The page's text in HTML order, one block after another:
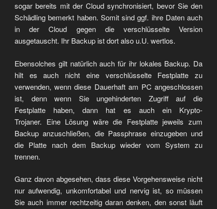
sogar bereits mit der Cloud synchronisiert, bevor Sie den
Schädling bemerkt haben. Somit sind ggf. ihre Daten auch
in der Cloud gegen die verschlüsselte Version
ausgetauscht. Ihr Backup ist dort also u.U. wertlos.
Ebensolches gilt natürlich auch für ihr lokales Backup. Da
hilt es auch nicht eine verschlüsselte Festplatte zu
verwenden, wenn diese Dauerhaft am PC angeschlossen
ist, denn wenn Sie ungehinderten Zugriff auf die
Festplatte haben, dann hat es auch ein Krypto-
Trojaner. Eine Lösung wäre die Festplatte jeweils zum
Backup anzuschließen, die Passphrase einzugeben und
die Platte nach dem Backup wieder vom System zu
trennen.
Ganz davon abgesehen, dass diese Vorgehensweise nicht
nur aufwendig, unkomfortabel und nervig ist, so müssen
Sie auch immer rechtzeitig daran denken, den sonst läuft